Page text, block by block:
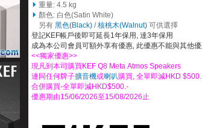
重量: 4.5 kg
顏色: 白色(Satin White)
另有 黑色(Black) /核桃木(Walnut) 可供選擇
登記KEF帳戶後即可延長1年保用, 達3年保用
成為本公司會員可額外享有優惠, 此優惠不能與其他
<<獨家優惠>>
現凡到本司購買KEF Q8 Meta Atmos Speakers
連同任何牌子擴音機或喇叭購買, 全單即減HKD
合併購買-全單即減HKD$500.-
優惠期由15/06/2026至15/08/2026止